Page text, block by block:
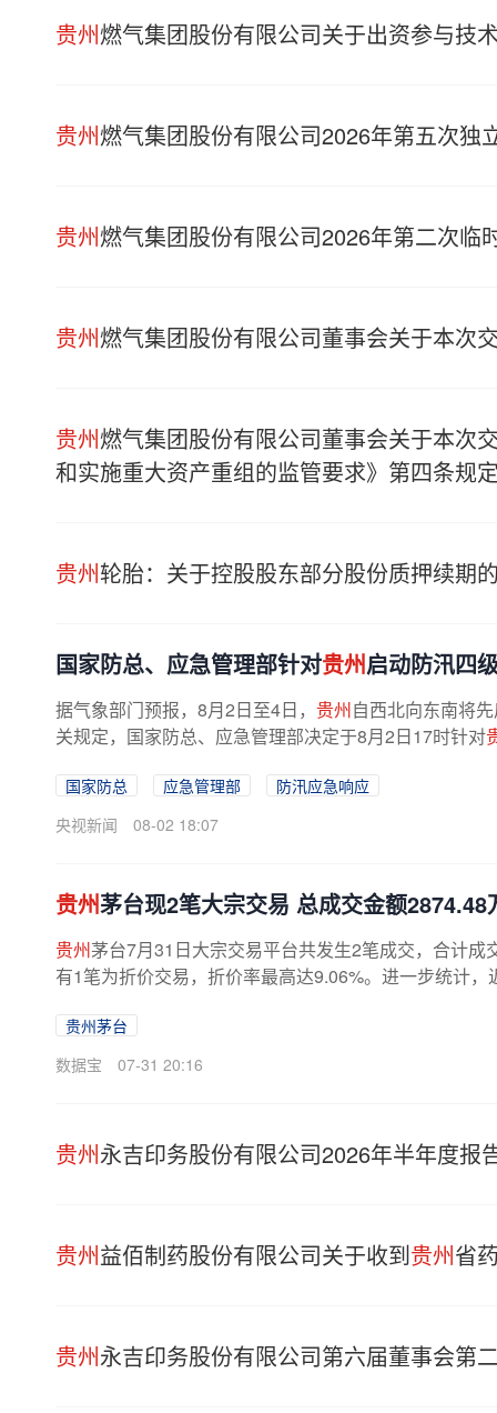
贵州燃气集团股份有限公司关于出资参与技
贵州燃气集团股份有限公司2026年第五次独
贵州燃气集团股份有限公司2026年第二次临
贵州燃气集团股份有限公司董事会关于本次
贵州燃气集团股份有限公司董事会关于本
和实施重大资产重组的监管要求》第四条规
贵州轮胎：关于控股股东部分股份质押续期
国家防总、应急管理部针对贵州启动防汛四
据气象部门预报，8月2日至4日， 贵州自西北向东南将
关规定，国家防总、应急管理部决定于8月2日17时针对
国家防总 应急管理部
防汛应急响应
央视新闻
08-02 18:07
贵州茅台现2笔大宗交易 总成交金额2874.48
贵州茅台7月31日大宗交易平台共发生2笔成交，合计
有1笔为折价交易，折价率最高达9.06%。进一步统计
贵州茅台
数据宝
07-31 20:16
贵州永吉印务股份有限公司2026年半年度报
贵州益佰制药股份有限公司关于收到贵州省
贵州永吉印务股份有限公司第六届董事会第